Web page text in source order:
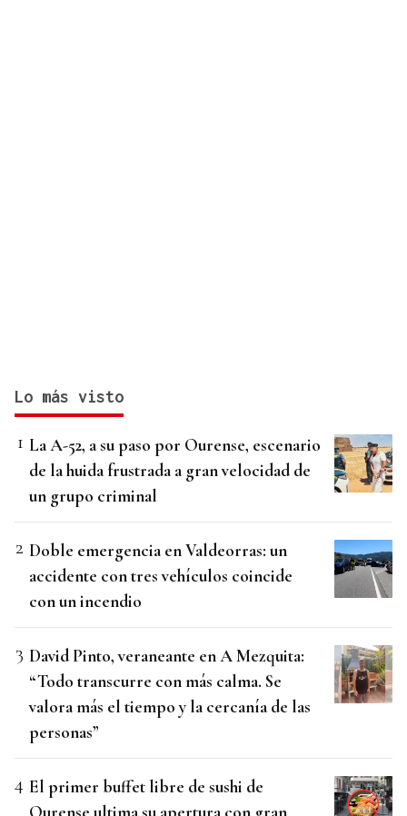
Lo más visto
La A-52, a su paso por Ourense, escenario
de la huida frustrada a gran velocidad de
un grupo criminal
Doble emergencia en Valdeorras: un
accidente con tres vehículos coincide
con un incendio
David Pinto, veraneante en A Mezquita:
“Todo transcurre con más calma. Se
valora más el tiempo y la cercanía de las
personas”
El primer buffet libre de sushi de